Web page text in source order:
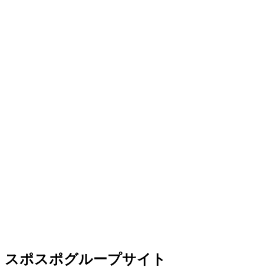
スポスポグループサイト